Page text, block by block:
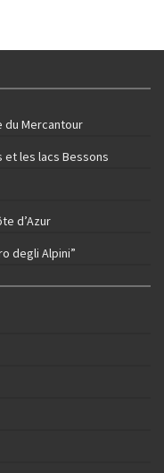
du Mercantour
et les lacs Bessons
d’Azur
degli Alpini”